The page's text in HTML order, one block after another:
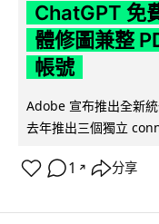
ChatGPT 免
體修圖兼整
帳號
Adobe 宣布推出全新
去年推出三個獨立
1 ↗ 分享